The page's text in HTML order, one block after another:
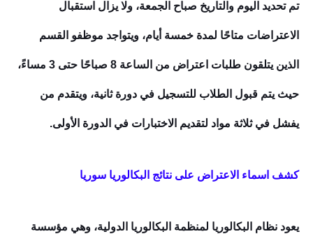
تم تحديد اليوم والتاريخ صباح الجمعة، ولا يزال استقبال
الاعتراضات متاحًا لمدة خمسة أيام، ويتواجد موظفو القسم
الذين يتلقون طلبات اعتراض من الساعة 8 صباحًا حتى 3 مساءً،
حيث يتم قبول الطلاب للتسجيل في دورة ثانية، ويتقدم من
يفشل في ثلاثة مواد لتقديم الاختبارات في الدورة الأولى.
كشف اسماء الاعتراض على نتائج البكالوريا سوريا
يعود نظام البكالوريا لمنظمة البكالوريا الدولية، وهي مؤسسة